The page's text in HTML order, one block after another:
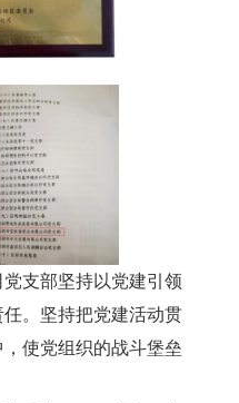
支部坚持以党建引领
。坚持把党建活动贯
使党组织的战斗堡垒